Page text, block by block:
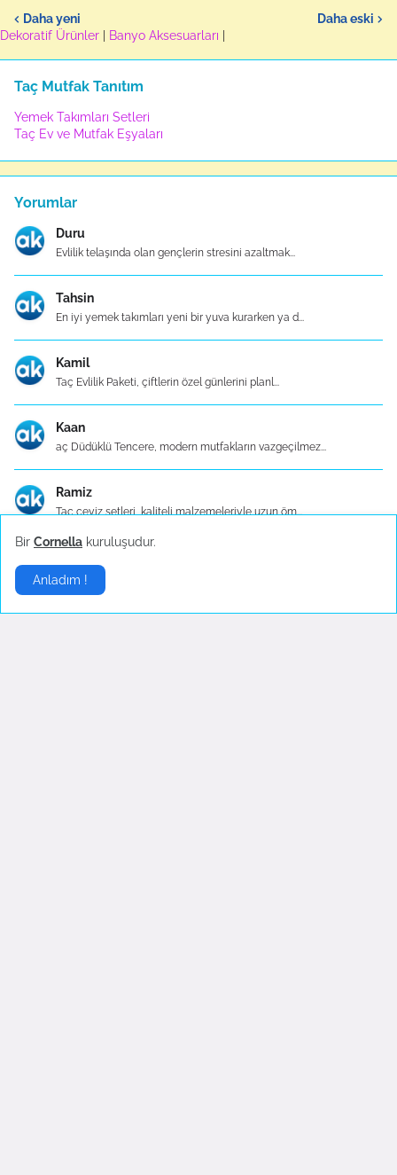
Daha yeni
Daha eski
Dekoratif Ürünler
Banyo Aksesuarları
Taç Mutfak Tanıtım
Yemek Takımları Setleri
Taç Ev ve Mutfak Eşyaları
Yorumlar
Duru
Evlilik telaşında olan gençlerin stresini azaltmak...
Tahsin
En iyi yemek takımları yeni bir yuva kurarken ya d...
Kamil
Taç Evlilik Paketi, çiftlerin özel günlerini planl...
Kaan
aç Düdüklü Tencere, modern mutfakların vazgeçilmez...
Ramiz
Taç çeyiz setleri, kaliteli malzemeleriyle uzun öm...
Taçev tencere setleri, çeşitli mutfak ihtiyaçların...
Bir Cornella kuruluşudur.
Anladım !